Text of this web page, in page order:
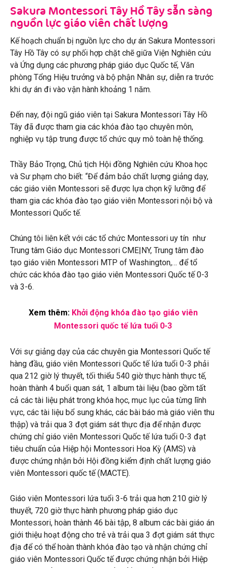
Sakura Montessori Tây Hồ Tây sẵn sàng
nguồn lực giáo viên chất lượng
Kế hoạch chuẩn bị nguồn lực cho dự án Sakura Montessori
Tây Hồ Tây có sự phối hợp chặt chẽ giữa Viện Nghiên cứu
và Ứng dụng các phương pháp giáo dục Quốc tế, Văn
phòng Tổng Hiệu trưởng và bộ phận Nhân sự, diễn ra trước
khi dự án đi vào vận hành khoảng 1 năm.
Đến nay, đội ngũ giáo viên tại Sakura Montessori Tây Hồ
Tây đã được tham gia các khóa đào tạo chuyên môn,
nghiệp vụ tập trung được tổ chức quy mô toàn hệ thống.
Thầy Bảo Trọng, Chủ tịch Hội đồng Nghiên cứu Khoa học
và Sư phạm cho biết: “Để đảm bảo chất lượng giảng dạy,
các giáo viên Montessori sẽ được lựa chọn kỹ lưỡng để
tham gia các khóa đào tạo giáo viên Montessori nội bộ và
Montessori Quốc tế.
Chúng tôi liên kết với các tổ chức Montessori uy tín như
Trung tâm Giáo dục Montessori CME|NY, Trung tâm đào
tạo giáo viên Montessori MTP of Washington,… để tổ
chức các khóa đào tạo giáo viên Montessori Quốc tế 0-3
và 3-6.
Xem thêm: Khởi động khóa đào tạo giáo viên
Montessori quốc tế lứa tuổi 0-3
Với sự giảng dạy của các chuyên gia Montessori Quốc tế
hàng đầu, giáo viên Montessori Quốc tế lứa tuổi 0-3 phải
qua 212 giờ lý thuyết, tối thiểu 540 giờ thực hành thực tế,
hoàn thành 4 buổi quan sát, 1 album tài liệu (bao gồm tất
cả các tài liệu phát trong khóa học, mục lục của từng lĩnh
vực, các tài liệu bổ sung khác, các bài báo mà giáo viên thu
thập) và trải qua 3 đợt giám sát thực địa để nhận được
chứng chỉ giáo viên Montessori Quốc tế lứa tuổi 0-3 đạt
tiêu chuẩn của Hiệp hội Montessori Hoa Kỳ (AMS) và
được chứng nhận bởi Hội đồng kiểm định chất lượng giáo
viên Montessori quốc tế (MACTE).
Giáo viên Montessori lứa tuổi 3-6 trải qua hơn 210 giờ lý
thuyết, 720 giờ thực hành phương pháp giáo dục
Montessori, hoàn thành 46 bài tập, 8 album các bài giáo án
giới thiệu hoạt động cho trẻ và trải qua 3 đợt giám sát thực
địa để có thể hoàn thành khóa đào tạo và nhận chứng chỉ
giáo viên Montessori Quốc tế được chứng nhận bởi Hiệp